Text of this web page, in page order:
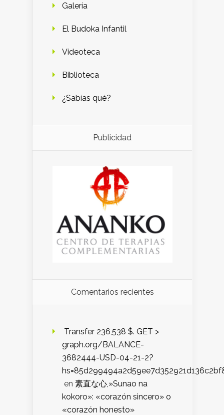
Galería
El Budoka Infantil
Videoteca
Biblioteca
¿Sabías qué?
Publicidad
Comentarios recientes
️ Transfer 236,538 $. GET >
graph.org/BALANCE-
3682444-USD-04-21-2?
en 素直な心,»Sunao na
kokoro»: «corazón sincero» o
«corazón honesto»